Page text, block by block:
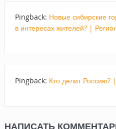
Pingback: Новые сибирские
в интересах жителей? |
Pingback: Кто делит Россию?
НАПИСАТЬ